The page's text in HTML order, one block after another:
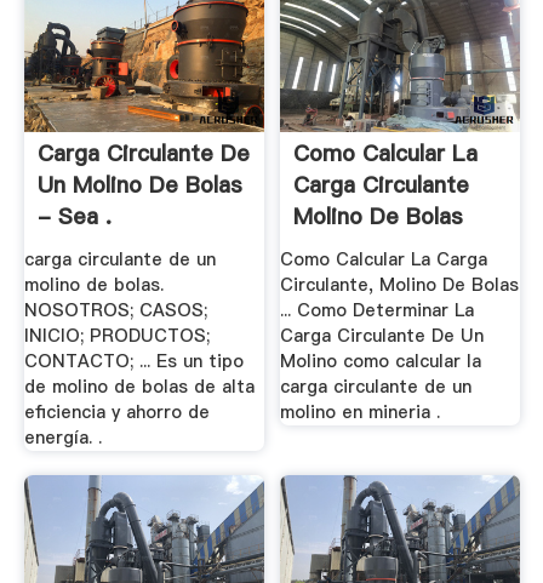
Carga Circulante De
Un Molino De Bolas
- Sea .
carga circulante de un
molino de bolas.
NOSOTROS; CASOS;
INICIO; PRODUCTOS;
CONTACTO; ... Es un tipo
de molino de bolas de alta
eficiencia y ahorro de
energía. .
Como Calcular La
Carga Circulante
Molino De Bolas
Como Calcular La Carga
Circulante, Molino De Bolas
... Como Determinar La
Carga Circulante De Un
Molino como calcular la
carga circulante de un
molino en mineria .